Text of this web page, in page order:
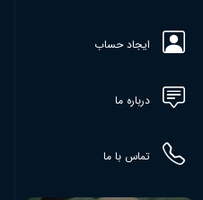
ایجاد حساب
درباره ما
تماس با ما